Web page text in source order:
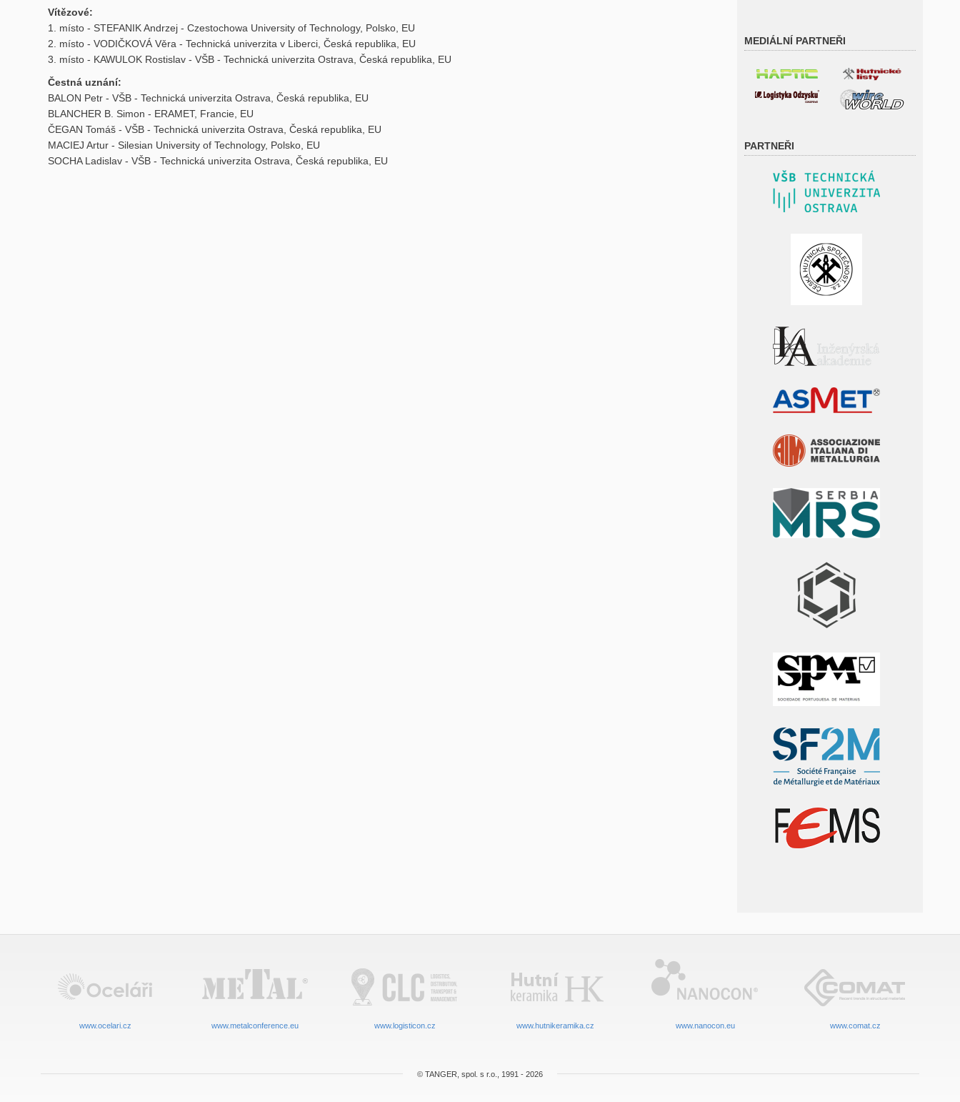
Vítězové:
1. místo - STEFANIK Andrzej - Czestochowa University of Technology, Polsko, EU
2. místo - VODIČKOVÁ Věra - Technická univerzita v Liberci, Česká republika, EU
3. místo - KAWULOK Rostislav - VŠB - Technická univerzita Ostrava, Česká republika, EU
Čestná uznání:
BALON Petr - VŠB - Technická univerzita Ostrava, Česká republika, EU
BLANCHER B. Simon - ERAMET, Francie, EU
ČEGAN Tomáš - VŠB - Technická univerzita Ostrava, Česká republika, EU
MACIEJ Artur - Silesian University of Technology, Polsko, EU
SOCHA Ladislav - VŠB - Technická univerzita Ostrava, Česká republika, EU
MEDIÁLNÍ PARTNEŘI
PARTNEŘI
www.ocelari.cz www.metalconference.eu www.logisticon.cz www.hutnikeramika.cz www.nanocon.eu www.comat.cz
© TANGER, spol. s r.o., 1991 - 2026